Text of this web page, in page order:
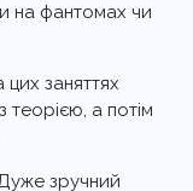
на фантомах чи
заняттях
а потім
зручний